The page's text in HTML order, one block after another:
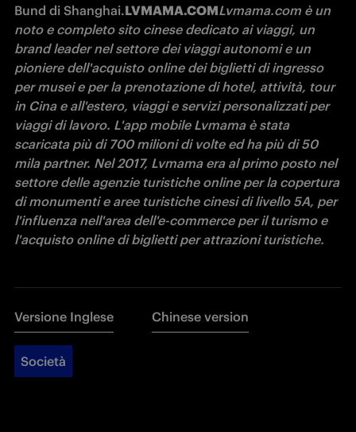
Bund di Shanghai.LVMAMA.COMLvmama.com è un
noto e completo sito cinese dedicato ai viaggi, un
brand leader nel settore dei viaggi autonomi e un
pioniere dell'acquisto online dei biglietti di ingresso
per musei e per la prenotazione di hotel, attività, tour
in Cina e all'estero, viaggi e servizi personalizzati per
viaggi di lavoro. L'app mobile Lvmama è stata
scaricata più di 700 milioni di volte ed ha più di 50
mila partner. Nel 2017, Lvmama era al primo posto nel
settore delle agenzie turistiche online per la copertura
di monumenti e aree turistiche cinesi di livello 5A, per
l'influenza nell'area dell'e-commerce per il turismo e
l'acquisto online di biglietti per attrazioni turistiche.
Versione Inglese Chinese version
Società